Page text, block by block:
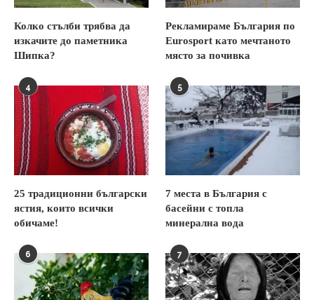
Колко стълби трябва да
изкачите до паметника
Шипка?
Рекламираме България по
Eurosport като мечтаното
място за почивка
4
25 традиционни български
ястия, които всички
обичаме!
5
7 места в България с
басейни с топла
минерална вода
6 7